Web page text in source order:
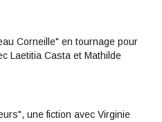
Corneille" en tournage pour
Laetitia Casta et Mathilde
une fiction avec Virginie